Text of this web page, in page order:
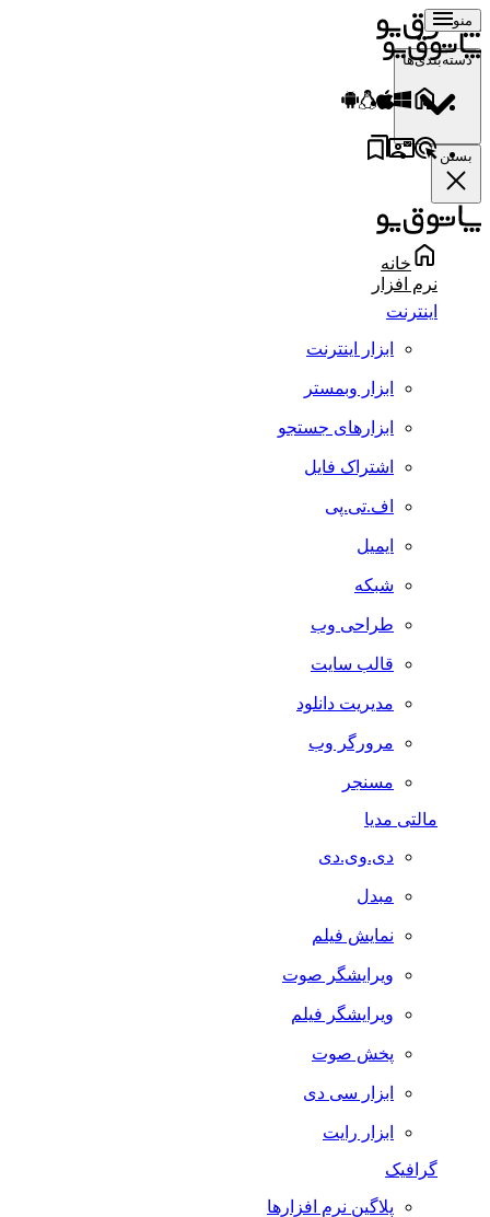
منو
دسته‌بندی‌ها
بستن
خانه
نرم افزار
اینترنت
ابزار اینترنت
ابزار وبمستر
ابزارهای جستجو
اشتراک فایل
اف.تی.پی
ایمیل
شبکه
طراحی وب
قالب سایت
مدیریت دانلود
مرورگر وب
مسنجر
مالتی مدیا
دی.وی.دی
مبدل
نمایش فیلم
ویرایشگر صوت
ویرایشگر فیلم
پخش صوت
ابزار سی دی
ابزار رایت
گرافیک
پلاگین نرم افزارها